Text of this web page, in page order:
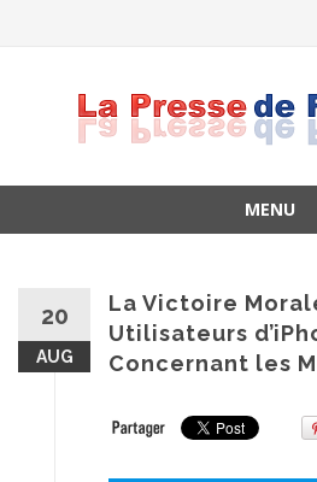
MENU
20
AUG
La Victoire
Utilisateurs
Concernant les